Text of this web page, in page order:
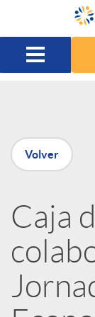
Saltar al
P
u
b
l
Volver
Caja